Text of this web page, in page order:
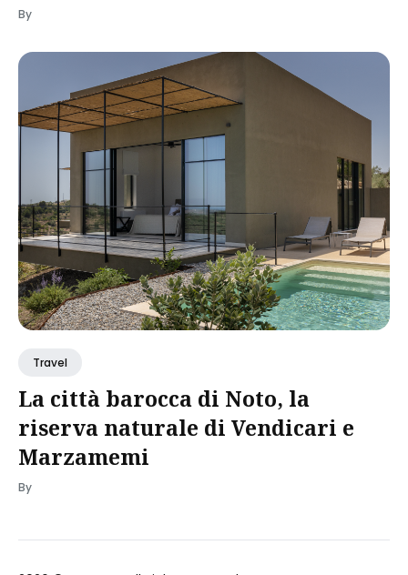
By
Travel
La città barocca di Noto, la
riserva naturale di Vendicari e
Marzamemi
By